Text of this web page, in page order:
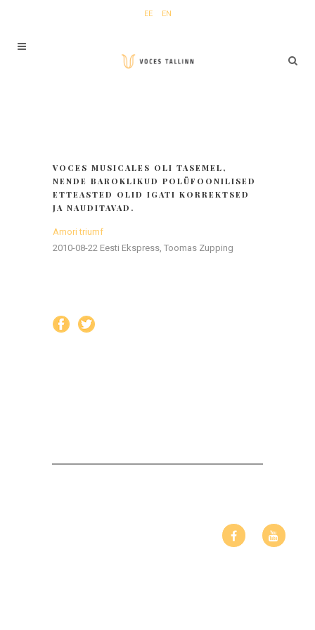
EE EN
VOCES MUSICALES OLI TASEMEL,
NENDE BAROKLIKUD POLÜFOONILISED
ETTEASTED OLID IGATI KORREKTSED
JA NAUDITAVAD.
Amori triumf
2010-08-22 Eesti Ekspress, Toomas Zupping